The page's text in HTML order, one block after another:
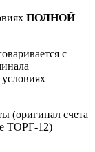
ПОЛНОЙ
с
(оригинал счета
ТОРГ-12)